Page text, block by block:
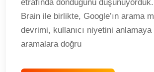
etrafında döndüğünü
Brain ile birlikte, Google’ın arama
devrimi, kullanıcı niyetini
aramalara doğru